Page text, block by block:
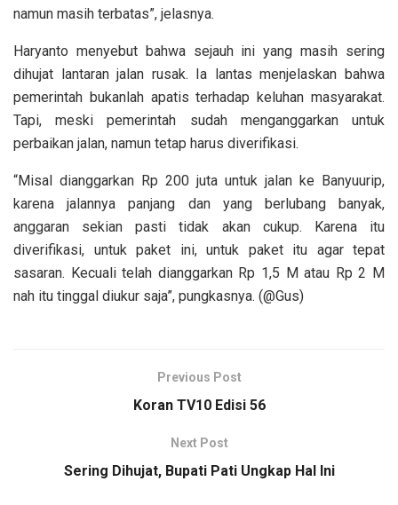
namun masih terbatas”, jelasnya.
Haryanto menyebut bahwa sejauh ini yang masih sering
dihujat lantaran jalan rusak. Ia lantas menjelaskan bahwa
pemerintah bukanlah apatis terhadap keluhan masyarakat.
Tapi, meski pemerintah sudah menganggarkan untuk
perbaikan jalan, namun tetap harus diverifikasi.
“Misal dianggarkan Rp 200 juta untuk jalan ke Banyuurip,
karena jalannya panjang dan yang berlubang banyak,
anggaran sekian pasti tidak akan cukup. Karena itu
diverifikasi, untuk paket ini, untuk paket itu agar tepat
sasaran. Kecuali telah dianggarkan Rp 1,5 M atau Rp 2 M
nah itu tinggal diukur saja”, pungkasnya. (@Gus)
Previous Post
Koran TV10 Edisi 56
Next Post
Sering Dihujat, Bupati Pati Ungkap Hal Ini